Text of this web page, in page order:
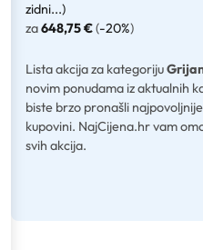
zidni...)
za648,75 €(-20%)
Lista akcija za kategoriju
novim ponudama iz aktualnih
biste brzo pronašli
kupovini. NajCijena.hr vam
svih akcija.